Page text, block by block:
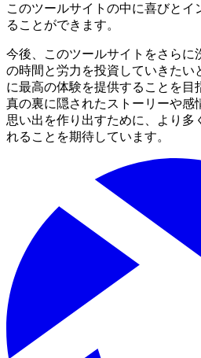
このツールサイトの中に喜びとイ
ることができます。
今後、このツールサイトをさらに
の時間と労力を投資していきたい
に最高の体験を提供することを目
真の裏に隠されたストーリーや感
思い出を作り出すために、より多
れることを期待しています。